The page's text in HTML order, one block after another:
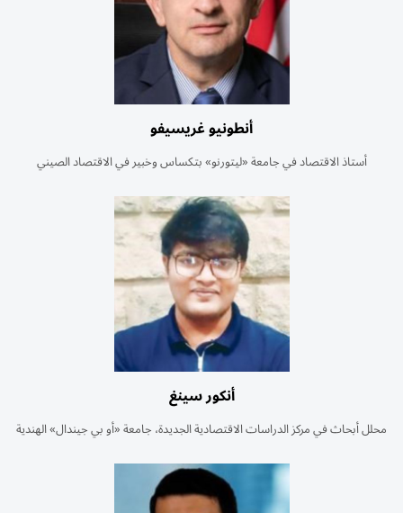
أنطونيو غريسيفو
أستاذ الاقتصاد في جامعة «ليتورنو» بتكساس وخبير في الاقتصاد الصيني
أنكور سينغ
محلل أبحاث في مركز الدراسات الاقتصادية الجديدة، جامعة «أو بي جيندال» الهندية